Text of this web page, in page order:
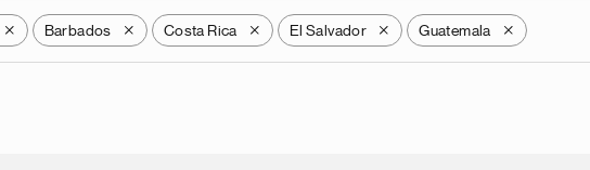
X Barbados X Costa Rica X El Salvador X Guatemala X